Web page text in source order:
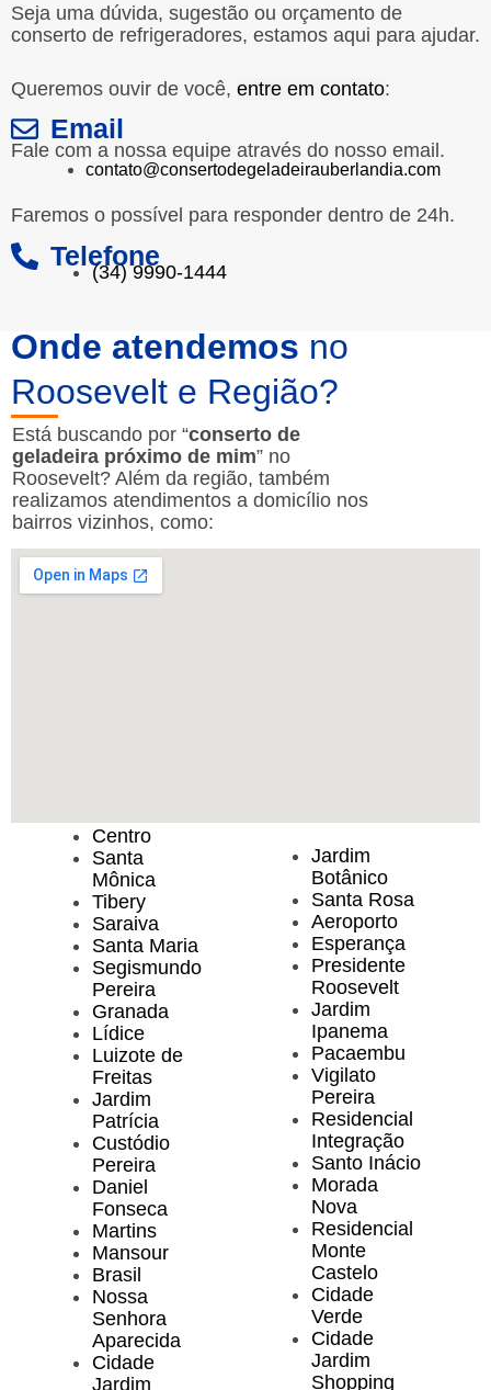
Seja uma dúvida, sugestão ou orçamento de
conserto de refrigeradores, estamos aqui para ajudar.
Queremos ouvir de você, entre em contato:
Email
Fale com a nossa equipe através do nosso email.
contato@consertodegeladeirauberlandia.com
Faremos o possível para responder dentro de 24h.
Telefone
(34) 9990-1444
Onde atendemos no
Roosevelt e Região?
Está buscando por “conserto de
geladeira próximo de mim” no
Roosevelt? Além da região, também
realizamos atendimentos a domicílio nos
bairros vizinhos, como:
Centro
Santa
Mônica
Tibery
Saraiva
Santa Maria
Segismundo
Pereira
Granada
Lídice
Luizote de
Freitas
Jardim
Patrícia
Custódio
Pereira
Daniel
Fonseca
Martins
Mansour
Brasil
Nossa
Senhora
Aparecida
Cidade
Jardim
Jardim
Botânico
Santa Rosa
Aeroporto
Esperança
Presidente
Roosevelt
Jardim
Ipanema
Pacaembu
Vigilato
Pereira
Residencial
Integração
Santo Inácio
Morada
Nova
Residencial
Monte
Castelo
Cidade
Verde
Cidade
Jardim
Shopping